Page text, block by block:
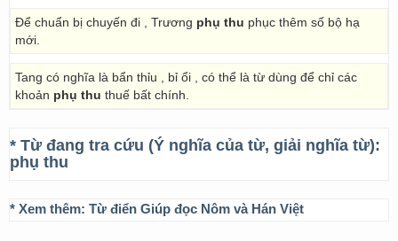
Để chuẩn bị chuyến đi , Trương phụ thu phục thêm số bộ hạ
mới.
Tang có nghĩa là bẩn thỉu , bỉ ổi , có thể là từ dùng để chỉ các
khoản phụ thu thuế bất chính.
* Từ đang tra cứu (Ý nghĩa của từ, giải nghĩa từ):
phụ thu
* Xem thêm: Từ điển Giúp đọc Nôm và Hán Việt